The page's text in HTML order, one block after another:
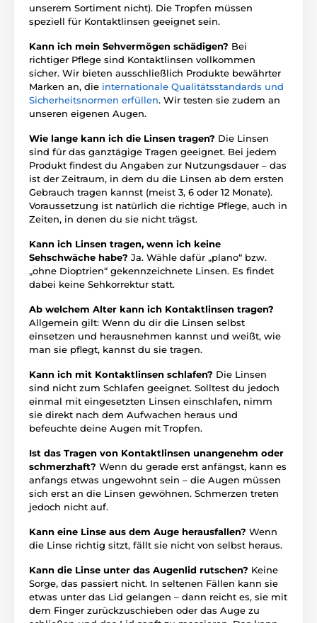
unserem Sortiment nicht). Die Tropfen müssen
speziell für Kontaktlinsen geeignet sein.
Kann ich mein Sehvermögen schädigen? Bei
richtiger Pflege sind Kontaktlinsen vollkommen
sicher. Wir bieten ausschließlich Produkte bewährter
Marken an, die internationale Qualitätsstandards und
Sicherheitsnormen erfüllen. Wir testen sie zudem an
unseren eigenen Augen.
Wie lange kann ich die Linsen tragen? Die Linsen
sind für das ganztägige Tragen geeignet. Bei jedem
Produkt findest du Angaben zur Nutzungsdauer – das
ist der Zeitraum, in dem du die Linsen ab dem ersten
Gebrauch tragen kannst (meist 3, 6 oder 12 Monate).
Voraussetzung ist natürlich die richtige Pflege, auch in
Zeiten, in denen du sie nicht trägst.
Kann ich Linsen tragen, wenn ich keine
Sehschwäche habe? Ja. Wähle dafür „plano“ bzw.
„ohne Dioptrien“ gekennzeichnete Linsen. Es findet
dabei keine Sehkorrektur statt.
Ab welchem Alter kann ich Kontaktlinsen tragen?
Allgemein gilt: Wenn du dir die Linsen selbst
einsetzen und herausnehmen kannst und weißt, wie
man sie pflegt, kannst du sie tragen.
Kann ich mit Kontaktlinsen schlafen? Die Linsen
sind nicht zum Schlafen geeignet. Solltest du jedoch
einmal mit eingesetzten Linsen einschlafen, nimm
sie direkt nach dem Aufwachen heraus und
befeuchte deine Augen mit Tropfen.
Ist das Tragen von Kontaktlinsen unangenehm oder
schmerzhaft? Wenn du gerade erst anfängst, kann es
anfangs etwas ungewohnt sein – die Augen müssen
sich erst an die Linsen gewöhnen. Schmerzen treten
jedoch nicht auf.
Kann eine Linse aus dem Auge herausfallen? Wenn
die Linse richtig sitzt, fällt sie nicht von selbst heraus.
Kann die Linse unter das Augenlid rutschen? Keine
Sorge, das passiert nicht. In seltenen Fällen kann sie
etwas unter das Lid gelangen – dann reicht es, sie mit
dem Finger zurückzuschieben oder das Auge zu